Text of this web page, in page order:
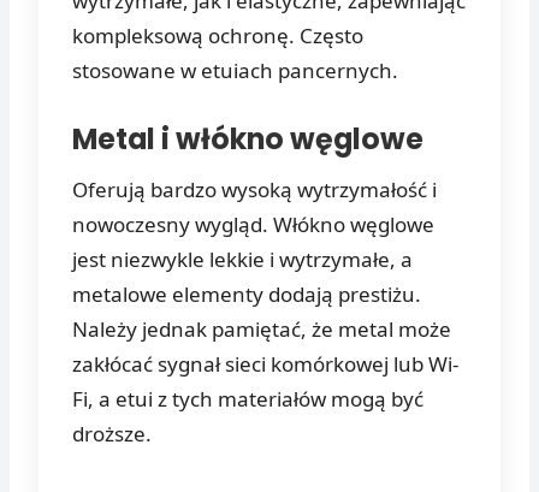
kompleksową ochronę. Często
stosowane w etuiach pancernych.
Metal i włókno węglowe
Oferują bardzo wysoką wytrzymałość i
nowoczesny wygląd. Włókno węglowe
jest niezwykle lekkie i wytrzymałe, a
metalowe elementy dodają prestiżu.
Należy jednak pamiętać, że metal może
zakłócać sygnał sieci komórkowej lub Wi-
Fi, a etui z tych materiałów mogą być
droższe.